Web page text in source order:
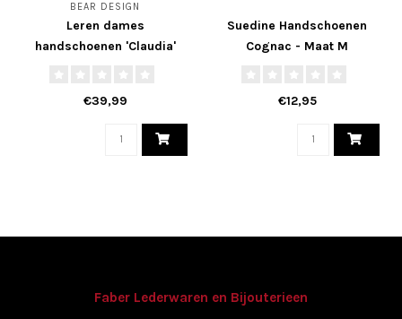
BEAR DESIGN
Leren dames
handschoenen 'Claudia'
€39,99
Suedine Handschoenen
Cognac - Maat M
€12,95
Faber Lederwaren en Bijouterieen